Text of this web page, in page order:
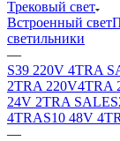
Трековый свет
Встроенный свет
светильники
—
S39 220V 4TRA
2TRA 220V4TRA
24V 2TRA SALE
4TRAS10 48V
—